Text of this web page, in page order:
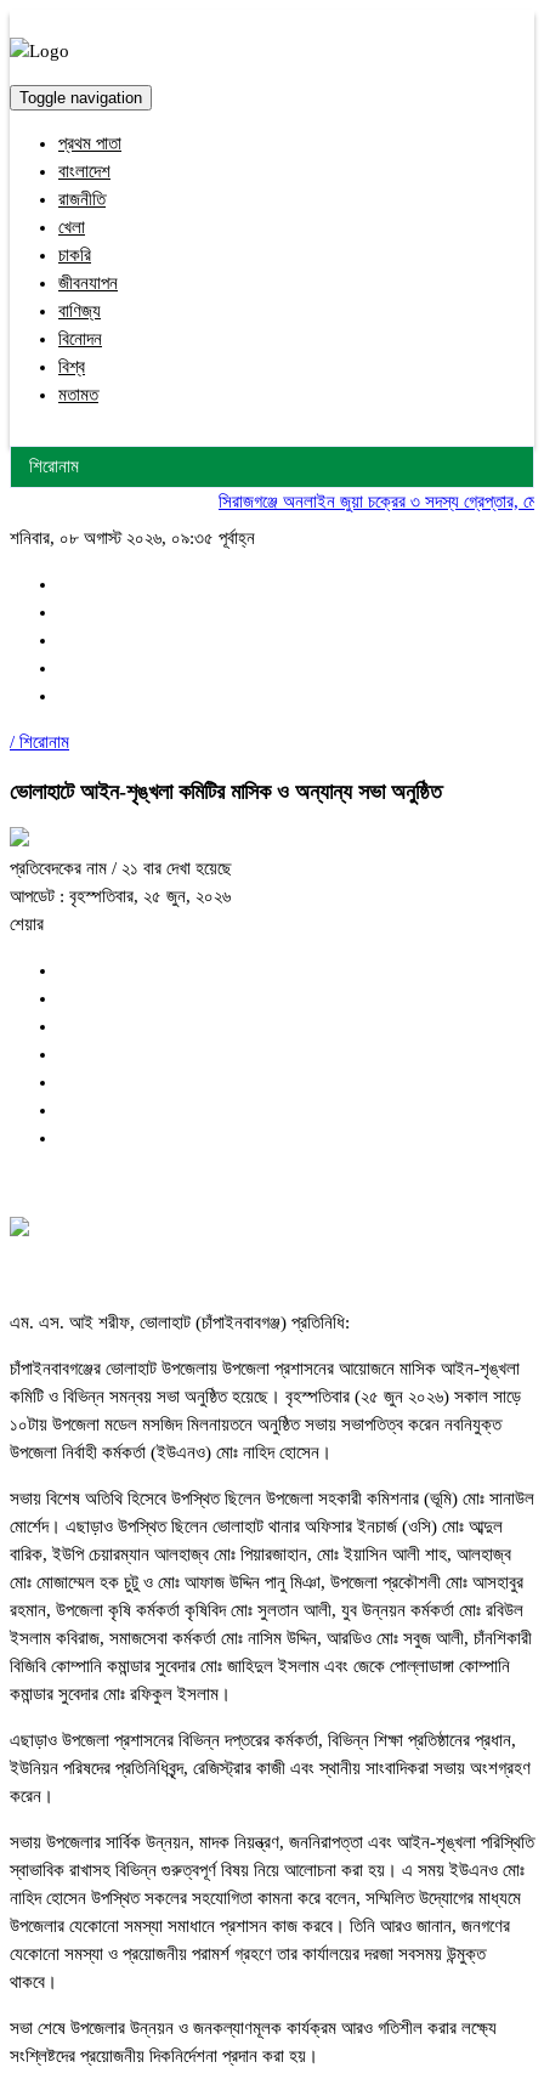
Toggle navigation
প্রথম পাতা
বাংলাদেশ
রাজনীতি
খেলা
চাকরি
জীবনযাপন
বাণিজ্য
বিনোদন
বিশ্ব
মতামত
শিরোনাম
সিরাজগঞ্জে অনলাইন জুয়া চক্রের ৩ সদস্য গ্রেপ্তার,
শনিবার, ০৮ অগাস্ট ২০২৬, ০৯:৩৫ পূর্বাহ্ন
/ শিরোনাম
ভোলাহাটে আইন-শৃঙ্খলা কমিটির মাসিক ও অন্যান্য সভা অনুষ্ঠিত
প্রতিবেদকের নাম / ২১ বার দেখা হয়েছে
আপডেট : বৃহস্পতিবার, ২৫ জুন, ২০২৬
শেয়ার
এম. এস. আই শরীফ, ভোলাহাট (চাঁপাইনবাবগঞ্জ) প্রতিনিধি:
চাঁপাইনবাবগঞ্জের ভোলাহাট উপজেলায় উপজেলা প্রশাসনের আয়োজনে মাসিক আইন-শৃঙ্খলা
কমিটি ও বিভিন্ন সমন্বয় সভা অনুষ্ঠিত হয়েছে। বৃহস্পতিবার (২৫ জুন ২০২৬) সকাল সাড়ে
১০টায় উপজেলা মডেল মসজিদ মিলনায়তনে অনুষ্ঠিত সভায় সভাপতিত্ব করেন নবনিযুক্ত
উপজেলা নির্বাহী কর্মকর্তা (ইউএনও) মোঃ নাহিদ হোসেন।
সভায় বিশেষ অতিথি হিসেবে উপস্থিত ছিলেন উপজেলা সহকারী কমিশনার (ভূমি) মোঃ সানাউল
মোর্শেদ। এছাড়াও উপস্থিত ছিলেন ভোলাহাট থানার অফিসার ইনচার্জ (ওসি) মোঃ আব্দুল
বারিক, ইউপি চেয়ারম্যান আলহাজ্ব মোঃ পিয়ারজাহান, মোঃ ইয়াসিন আলী শাহ, আলহাজ্ব
মোঃ মোজাম্মেল হক চুটু ও মোঃ আফাজ উদ্দিন পানু মিঞা, উপজেলা প্রকৌশলী মোঃ আসহাবুর
রহমান, উপজেলা কৃষি কর্মকর্তা কৃষিবিদ মোঃ সুলতান আলী, যুব উন্নয়ন কর্মকর্তা মোঃ রবিউল
ইসলাম কবিরাজ, সমাজসেবা কর্মকর্তা মোঃ নাসিম উদ্দিন, আরডিও মোঃ সবুজ আলী, চাঁনশিকারী
বিজিবি কোম্পানি কমান্ডার সুবেদার মোঃ জাহিদুল ইসলাম এবং জেকে পোল্লাডাঙ্গা কোম্পানি
কমান্ডার সুবেদার মোঃ রফিকুল ইসলাম।
এছাড়াও উপজেলা প্রশাসনের বিভিন্ন দপ্তরের কর্মকর্তা, বিভিন্ন শিক্ষা প্রতিষ্ঠানের প্রধান,
ইউনিয়ন পরিষদের প্রতিনিধিবৃন্দ, রেজিস্ট্রার কাজী এবং স্থানীয় সাংবাদিকরা সভায় অংশগ্রহণ
করেন।
সভায় উপজেলার সার্বিক উন্নয়ন, মাদক নিয়ন্ত্রণ, জননিরাপত্তা এবং আইন-শৃঙ্খলা পরিস্থিতি
স্বাভাবিক রাখাসহ বিভিন্ন গুরুত্বপূর্ণ বিষয় নিয়ে আলোচনা করা হয়। এ সময় ইউএনও মোঃ
নাহিদ হোসেন উপস্থিত সকলের সহযোগিতা কামনা করে বলেন, সম্মিলিত উদ্যোগের মাধ্যমে
উপজেলার যেকোনো সমস্যা সমাধানে প্রশাসন কাজ করবে। তিনি আরও জানান, জনগণের
যেকোনো সমস্যা ও প্রয়োজনীয় পরামর্শ গ্রহণে তার কার্যালয়ের দরজা সবসময় উন্মুক্ত
থাকবে।
সভা শেষে উপজেলার উন্নয়ন ও জনকল্যাণমূলক কার্যক্রম আরও গতিশীল করার লক্ষ্যে
সংশ্লিষ্টদের প্রয়োজনীয় দিকনির্দেশনা প্রদান করা হয়।